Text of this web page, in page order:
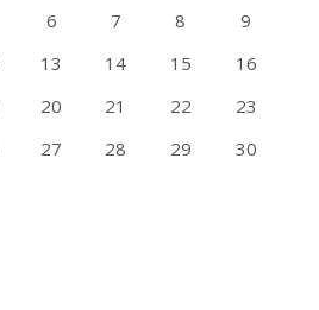
6 7 8
9
13 14 15
16
20 21 22
23
27 28 29
30